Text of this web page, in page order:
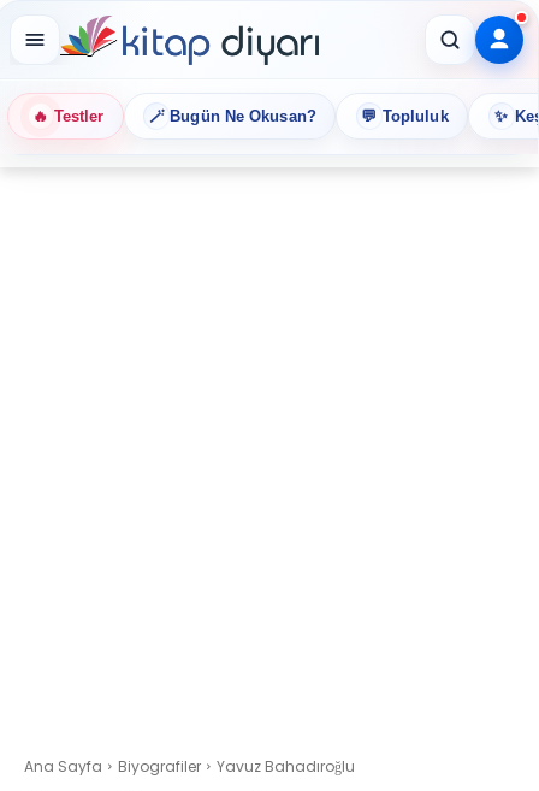
🔥 Testler 🪄 Bugün Ne Okusan? 💬 Topluluk ✨
Ana Sayfa Biyografiler Yavuz Bahadıroğlu